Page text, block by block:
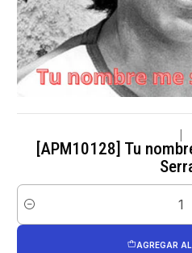
[APM10128] Tu
Cantidad
AGREGAR